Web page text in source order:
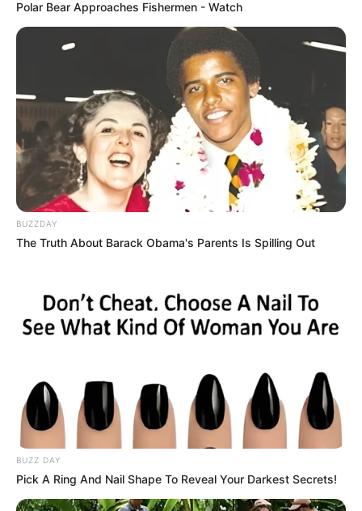
Pelanggan Ini Bikin Auto
Merinding
Bikin Ngakak, 10 Potret
Cosplay Murah Pakai Bahan
Seadanya
Polar Bear Approaches Fishermen - Watch
BUZZDAY
The Truth About Barack Obama's Parents Is Spilling Out
BUZZ DAY
Pick A Ring And Nail Shape To Reveal Your Darkest Secrets!